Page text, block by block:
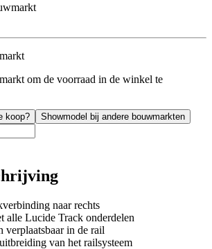
om de voorraad in de winkel te
koop? Showmodel bij andere bouwmarkten
naar rechts
alle Lucide Track onderdelen
verplaatsbaar in de rail
van het railsysteem